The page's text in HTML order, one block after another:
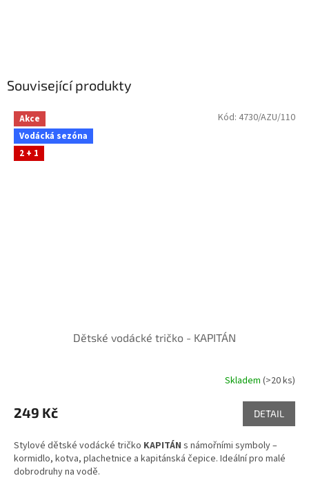
Související produkty
Akce
Vodácká sezóna
2 + 1
Dětské vodácké tričko - KAPITÁN
Skladem (>20 ks)
249 Kč DETAIL
Stylové dětské vodácké tričko KAPITÁN s námořními symboly –
kormidlo, kotva, plachetnice a kapitánská čepice. Ideální pro malé
dobrodruhy na vodě.
Kód: 4730/AZU/110